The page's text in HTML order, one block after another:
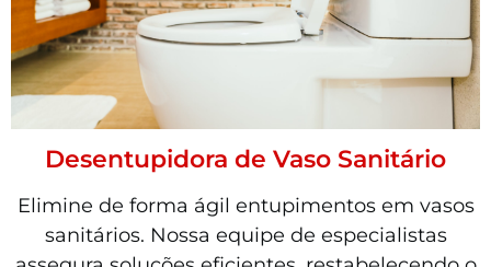
Desentupidora de Vaso Sanitário
Elimine de forma ágil entupimentos em vasos
sanitários. Nossa equipe de especialistas